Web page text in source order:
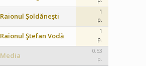
Raionul Şoldăneşti
1
p.
Raionul Ştefan Vodă
1
p.
Media
0.53
p.